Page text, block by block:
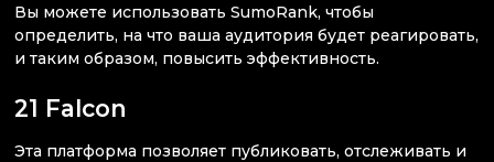
Вы можете использовать SumoRank, чтобы
определить, на что ваша аудитория будет реагировать,
и таким образом, повысить эффективность.
21 Falcon
Эта платформа позволяет публиковать, отслеживать и